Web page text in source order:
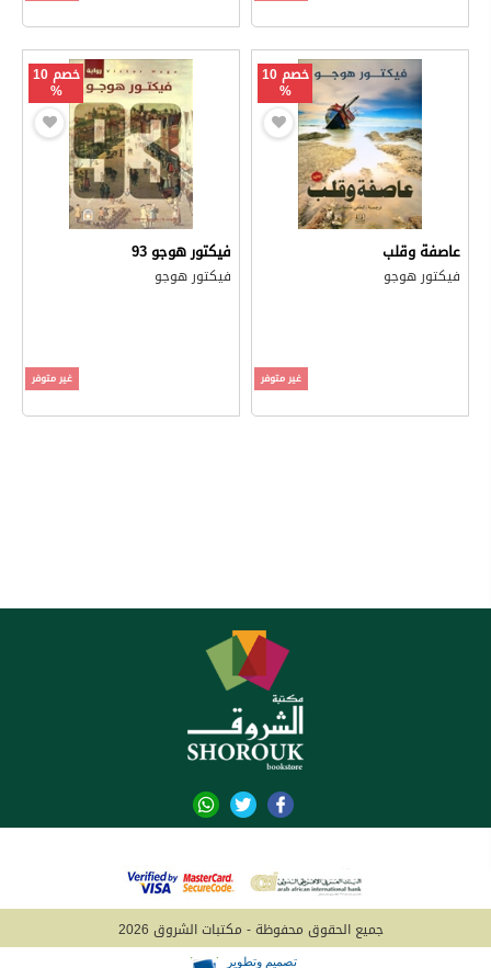
خصم 10
%
عاصفة وقلب
فيكتور هوجو
غير متوفر
خصم 10
%
فيكتور هوجو 93
فيكتور هوجو
غير متوفر
جميع الحقوق محفوظة - مكتبات الشروق 2026
تصميم وتطوير